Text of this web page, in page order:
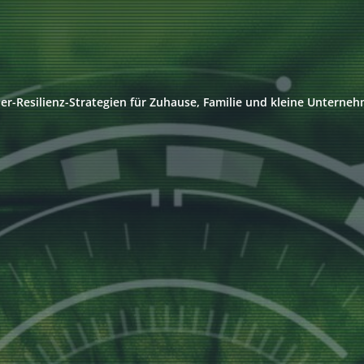
Resilienz-Strategien für Zuhause, Familie und kleine